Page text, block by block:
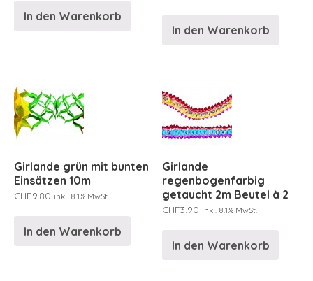
In den Warenkorb
In den Warenkorb
Girlande grün mit bunten
Einsätzen 10m
CHF9.80 inkl. 8.1% MwSt.
In den Warenkorb
Girlande
regenbogenfarbig
getaucht 2m Beutel à 2
CHF3.90 inkl. 8.1% MwSt.
In den Warenkorb